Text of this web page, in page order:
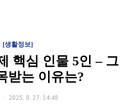
[생활정보]
핵심 인물 5인 – 그
받는 이유는?
2025. 8. 27. 14:48